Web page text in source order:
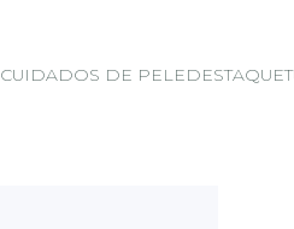
CUIDADOS DE PELEDESTAQUE